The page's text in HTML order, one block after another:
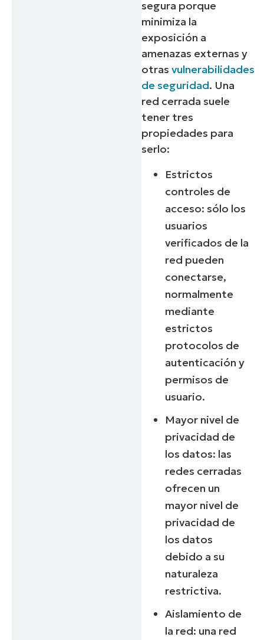
segura porque
minimiza la
exposición a
amenazas externas y
otrasvulnerabilidades
de seguridad. Una
red cerrada suele
tener tres
propiedades para
serlo:
Estrictos
controles de
acceso: sólo los
usuarios
verificados de la
red pueden
conectarse,
normalmente
mediante
estrictos
protocolos de
autenticación y
permisos de
usuario.
Mayor nivel de
privacidad de
los datos: las
redes cerradas
ofrecen un
mayor nivel de
privacidad de
los datos
debido a su
naturaleza
restrictiva.
Aislamiento de
la red: una red